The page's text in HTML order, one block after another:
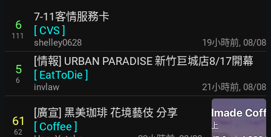
6
111
7-11客情服務卡
[ CVS ]
shelley0628 19小時前, 08/08
5
6
[情報] URBAN PARADISE 新竹巨城店8/17開幕
[ EatToDie ]
invlaw 21小時前, 08/08
61
62
[廣宣] 黑美珈琲 花境藝伎 分享
[ Coffee ]